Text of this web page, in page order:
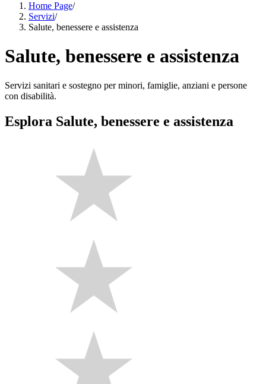
Home Page/
Servizi/
Salute, benessere e assistenza
Salute, benessere e assistenza
Servizi sanitari e sostegno per minori, famiglie, anziani e persone
con disabilità.
Esplora Salute, benessere e assistenza